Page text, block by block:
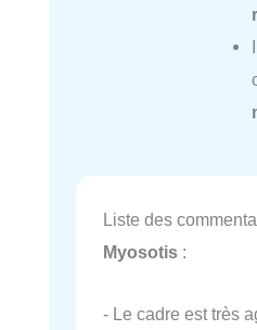
Liste des
Myosotis :
- Le cadre est très